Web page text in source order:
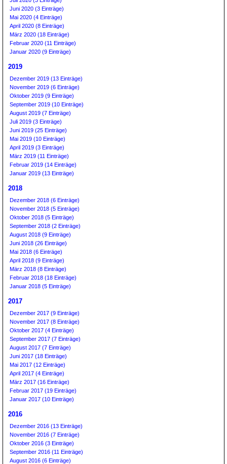
Juni 2020 (3 Einträge)
Mai 2020 (4 Einträge)
April 2020 (8 Einträge)
März 2020 (18 Einträge)
Februar 2020 (11 Einträge)
Januar 2020 (9 Einträge)
2019
Dezember 2019 (13 Einträge)
November 2019 (6 Einträge)
Oktober 2019 (9 Einträge)
September 2019 (10 Einträge)
August 2019 (7 Einträge)
Juli 2019 (3 Einträge)
Juni 2019 (25 Einträge)
Mai 2019 (10 Einträge)
April 2019 (3 Einträge)
März 2019 (11 Einträge)
Februar 2019 (14 Einträge)
Januar 2019 (13 Einträge)
2018
Dezember 2018 (6 Einträge)
November 2018 (5 Einträge)
Oktober 2018 (5 Einträge)
September 2018 (2 Einträge)
August 2018 (9 Einträge)
Juni 2018 (26 Einträge)
Mai 2018 (6 Einträge)
April 2018 (9 Einträge)
März 2018 (8 Einträge)
Februar 2018 (18 Einträge)
Januar 2018 (5 Einträge)
2017
Dezember 2017 (9 Einträge)
November 2017 (8 Einträge)
Oktober 2017 (4 Einträge)
September 2017 (7 Einträge)
August 2017 (7 Einträge)
Juni 2017 (18 Einträge)
Mai 2017 (12 Einträge)
April 2017 (4 Einträge)
März 2017 (16 Einträge)
Februar 2017 (19 Einträge)
Januar 2017 (10 Einträge)
2016
Dezember 2016 (13 Einträge)
November 2016 (7 Einträge)
Oktober 2016 (3 Einträge)
September 2016 (11 Einträge)
August 2016 (6 Einträge)